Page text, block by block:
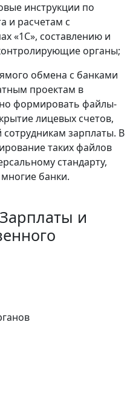
инструкции по
и расчетам с
«1С», составлению и
органы;
обмена с банками
проектам в
формировать файлы-
лицевых счетов,
зарплаты. В
таких файлов
стандарту,
банки.
и